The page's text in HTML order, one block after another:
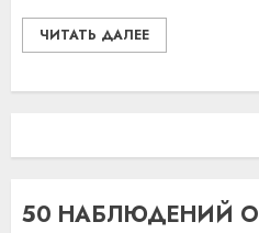
ЧИТАТЬ ДАЛЕЕ
50 НАБЛЮДЕНИЙ